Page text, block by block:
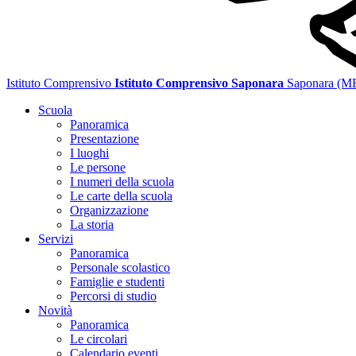
Istituto Comprensivo Istituto Comprensivo Saponara Saponara
Scuola
Panoramica
Presentazione
I luoghi
Le persone
I numeri della scuola
Le carte della scuola
Organizzazione
La storia
Servizi
Panoramica
Personale scolastico
Famiglie e studenti
Percorsi di studio
Novità
Panoramica
Le circolari
Calendario eventi